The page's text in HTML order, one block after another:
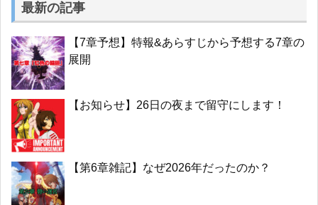
最新の記事
【7章予想】特報&あらすじから予想する7章の
展開
【お知らせ】26日の夜まで留守にします！
【第6章雑記】なぜ2026年だったのか？